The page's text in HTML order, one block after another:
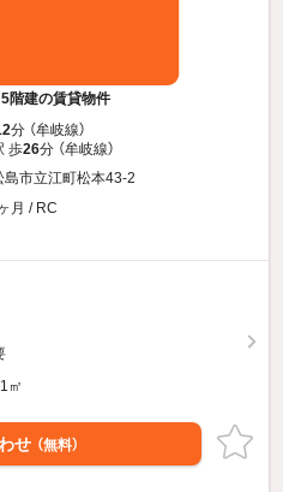
階建の賃貸物件
分 （牟岐線）
歩26分 （牟岐線）
島市立江町松本43-2
月 / RC
㎡
せ （無料）